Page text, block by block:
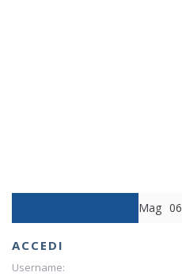
Mag 06
ACCEDI
Username: